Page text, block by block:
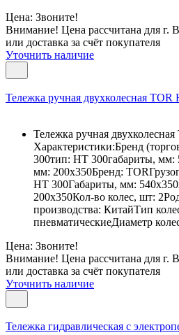
Цена: Звоните!
Внимание! Цена рассчитана для г.
или доставка за счёт покупателя
Уточнить наличие
Тележка ручная двухколесная TOR
Тележка ручная
Характеристики:Бренд
300тип: НТ 300габариты, мм:
мм: 200х350Бренд:
НТ 300Габариты, мм:
200х350Кол-во колес, шт:
производства: КитайТип
пневматическиеДиаметр
Цена: Звоните!
Внимание! Цена рассчитана для г.
или доставка за счёт покупателя
Уточнить наличие
Тележка гидравлическая с